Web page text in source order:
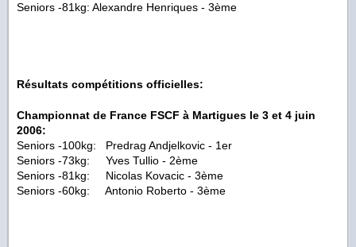
Seniors -81kg: Alexandre Henriques - 3ème
Résultats compétitions officielles:
Championnat de France FSCF à Martigues le 3 et 4 juin
2006:
Seniors -100kg: Predrag Andjelkovic - 1er
Seniors -73kg: Yves Tullio - 2ème
Seniors -81kg: Nicolas Kovacic - 3ème
Seniors -60kg: Antonio Roberto - 3ème